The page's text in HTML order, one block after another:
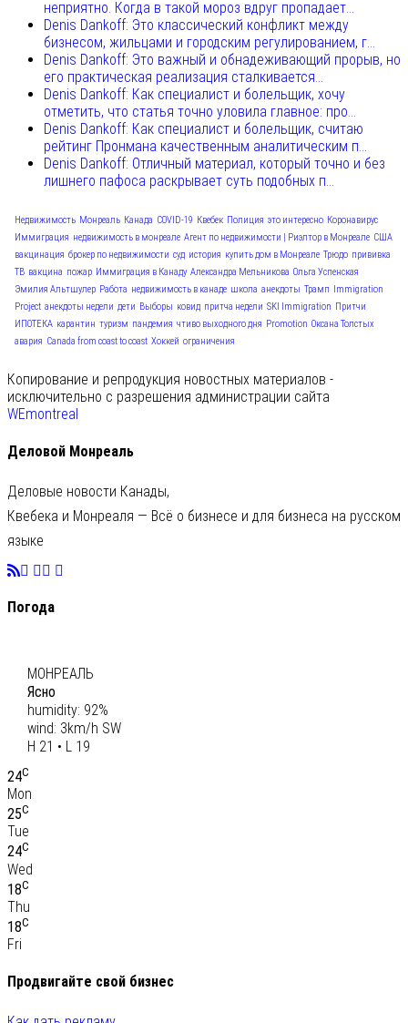
неприятно. Когда в такой мороз вдруг пропадает...
Denis Dankoff: Это классический конфликт между
бизнесом, жильцами и городским регулированием, г...
Denis Dankoff: Это важный и обнадеживающий прорыв, но
его практическая реализация сталкивается...
Denis Dankoff: Как специалист и болельщик, хочу
отметить, что статья точно уловила главное: про...
Denis Dankoff: Как специалист и болельщик, считаю
рейтинг Пронмана качественным аналитическим п...
Denis Dankoff: Отличный материал, который точно и без
лишнего пафоса раскрывает суть подобных п...
Недвижимость Монреаль Канада COVID-19 Квебек Полиция это интересно Коронавирус
Иммиграция недвижимость в монреале Агент по недвижимости | Риэлтор в Монреале США
вакцинация брокер по недвижимости суд история купить дом в Монреале Трюдо прививка
ТВ вакцина пожар Иммиграция в Канаду Александра Мельникова Ольга Успенская
Эмилия Альтшулер Работа недвижимость в канаде школа анекдоты Трамп
Immigration
Project анекдоты недели дети Выборы ковид притча недели SKI Immigration Притчи
ИПОТЕКА карантин туризм пандемия чтиво выходного дня Promotion Оксана Толстых
авария Canada from coast to coast Хоккей ограничения
Копирование и репродукция новостных материалов -
исключительно с разрешения администрации сайта
WEmontreal
Деловой Монреаль
Деловые новости Канады,
Квебека и Монреаля — Всё о бизнесе и для бизнеса на русском
языке
Погода
МОНРЕАЛЬ
Ясно
humidity: 92%
wind: 3km/h SW
H 21 • L 19
24C
Mon
25C
Tue
24C
Wed
18C
Thu
18C
Fri
Продвигайте свой бизнес